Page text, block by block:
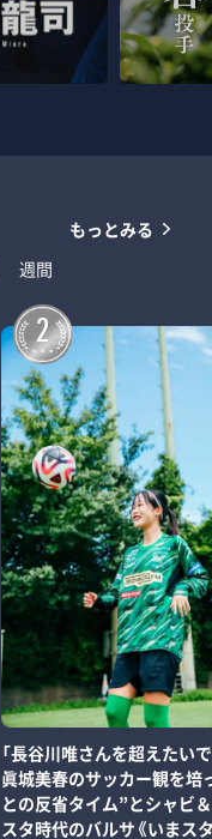
週間
もっとみる
2
「長谷川唯さんを超えたい
眞城美春のサッカー観を培
との反省タイム”とシャビ
スタ時代のバルサ《いまス